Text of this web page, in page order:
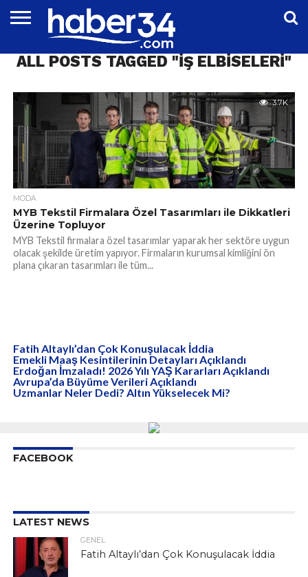
EĞITIM
EKONOMI
GENEL
MAGAZIN
OTOMOTIV
SIYASET
SPOR
TEKNOLOJI
ALL POSTS TAGGED "IŞ ELBISELERI"
3.7K
MODA
MYB Tekstil Firmalara Özel Tasarımları ile Dikkatleri
Üzerine Topluyor
MYB Tekstil firmalara özel tasarımlar yaparak her sektöre uygun
olacak şekilde üretim yapıyor. Firmaların kurumsal kimliğini ön
plana çıkaran tasarımları ile tüm...
Fatih Altaylı’dan Çok Konuşulacak İddia
Emekli Maaş Kesintilerinin Detayları Açıklandı
Erdoğan İmzaladı! 2026 Yılı YAŞ Kararları Açıklandı
Avrupa’da Büyüme Verileri Açıklandı
Uzmanlar Neler Dedi? Altın Yükselecek Mi?
FACEBOOK
LATEST NEWS
GENEL
Fatih Altaylı’dan Çok Konuşulacak İddia